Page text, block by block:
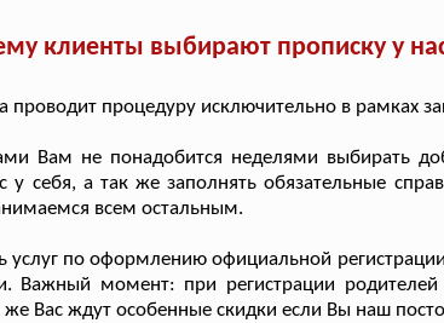
клиенты выбирают прописку у
процедуру исключительно в рамках
Вам не понадобится неделями выбирать
у себя, а так же заполнять обязательные
всем остальным.
услуг по оформлению официальной
Важный момент: при регистрации
Вас ждут особенные скидки если Вы наш